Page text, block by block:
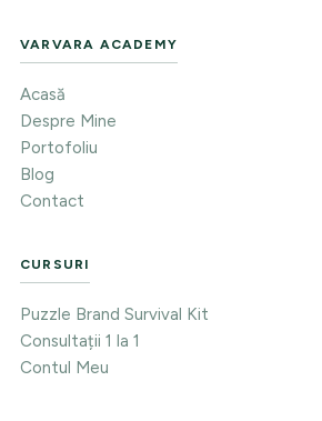
VARVARA ACADEMY
Acasă
Despre Mine
Portofoliu
Blog
Contact
CURSURI
Puzzle Brand Survival Kit
Consultații 1 la 1
Contul Meu